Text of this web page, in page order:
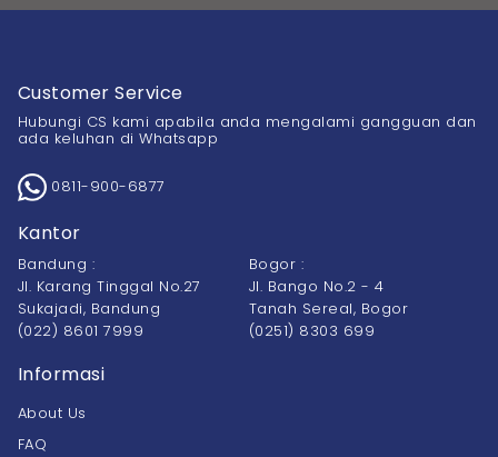
Customer Service
Hubungi CS kami apabila anda mengalami gangguan dan
ada keluhan di Whatsapp
0811-900-6877
Kantor
Bandung :
Jl. Karang Tinggal No.27
Sukajadi, Bandung
(022) 8601 7999
Bogor :
Jl. Bango No.2 - 4
Tanah Sereal, Bogor
(0251) 8303 699
Informasi
About Us
FAQ